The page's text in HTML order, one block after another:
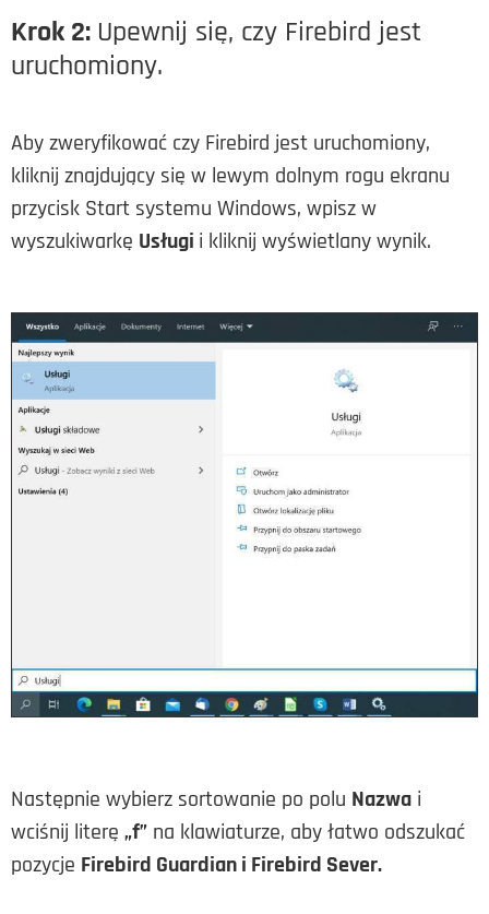
Krok 2: Upewnij się, czy Firebird jest
uruchomiony.
Aby zweryfikować czy Firebird jest uruchomiony,
kliknij znajdujący się w lewym dolnym rogu ekranu
przycisk Start systemu Windows, wpisz w
wyszukiwarkę Usługi i kliknij wyświetlany wynik.
Następnie wybierz sortowanie po polu Nazwa i
wciśnij literę „f” na klawiaturze, aby łatwo odszukać
pozycje Firebird Guardian i Firebird Sever.